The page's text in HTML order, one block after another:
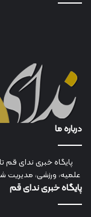
درباره ما
پایگاه خبری ندای قم
علمیه، ورزشی، مدیریت
پایگاه خبری ندای قم